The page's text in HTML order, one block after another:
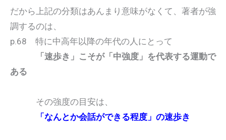
だから上記の分類はあんまり意味がなくて、著者が強
調するのは、
p.68 特に中高年以降の年代の人にとって
「速歩き」こそが「中強度」を代表する運動で
ある
その強度の目安は、
「なんとか会話ができる程度」の速歩き